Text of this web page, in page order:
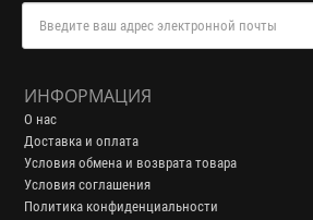
ИНФОРМАЦИЯ
О нас
Доставка и оплата
Условия обмена и возврата товара
Условия соглашения
Политика конфиденциальности